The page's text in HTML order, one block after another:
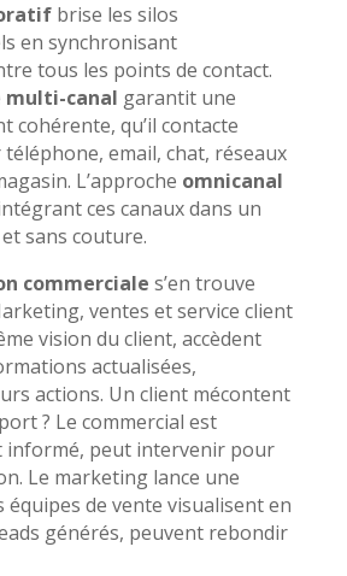
brise les silos
en synchronisant
tous les points de contact.
multi-canal garantit une
cohérente, qu’il contacte
email, chat, réseaux
L’approche omnicanal
ces canaux dans un
sans couture.
commerciale s’en trouve
ventes et service client
vision du client, accèdent
actualisées,
actions. Un client mécontent
? Le commercial est
informé, peut intervenir pour
Le marketing lance une
équipes de vente visualisent en
générés, peuvent rebondir